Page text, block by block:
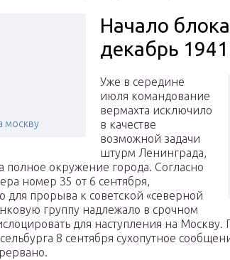
москву
Начало
декабрь
Уже в середине
июля командование
вермахта исключило
в качестве
возможной задачи
штурм Ленинграда,
полное окружение города. Согласно
номер 35 от 6 сентября,
для прорыва к советской «северной
группу надлежало в срочном
для наступления на Москву.
8 сентября сухопутное